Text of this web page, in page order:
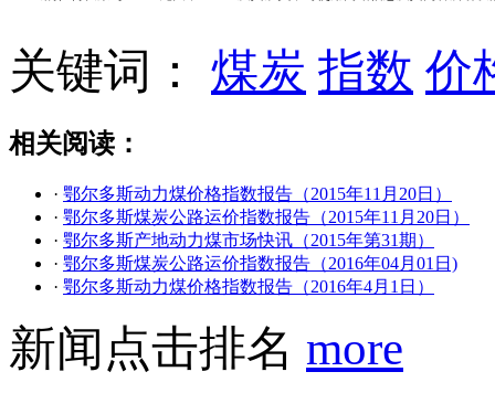
关键词： 煤炭 指数 价
相关阅读：
· 鄂尔多斯动力煤价格指数报告（2015年11月20日）
· 鄂尔多斯煤炭公路运价指数报告（2015年11月20日）
· 鄂尔多斯产地动力煤市场快讯（2015年第31期）
· 鄂尔多斯煤炭公路运价指数报告（2016年04月01日)
· 鄂尔多斯动力煤价格指数报告（2016年4月1日）
新闻点击排名 more